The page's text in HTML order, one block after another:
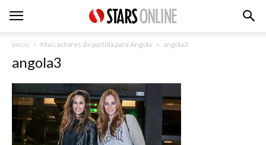
Inicio Mais actores de partida para Angola angola3
angola3